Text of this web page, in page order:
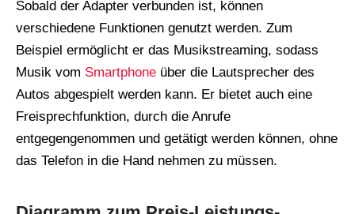
Sobald der Adapter verbunden ist, können
verschiedene Funktionen genutzt werden. Zum
Beispiel ermöglicht er das Musikstreaming, sodass
Musik vom Smartphone über die Lautsprecher des
Autos abgespielt werden kann. Er bietet auch eine
Freisprechfunktion, durch die Anrufe
entgegengenommen und getätigt werden können, ohne
das Telefon in die Hand nehmen zu müssen.